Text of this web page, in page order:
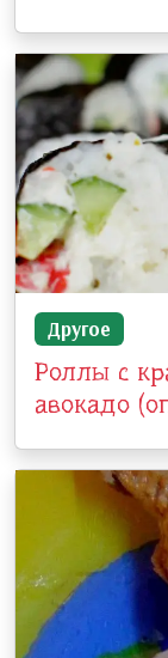
Другое
Роллы с
авокадо